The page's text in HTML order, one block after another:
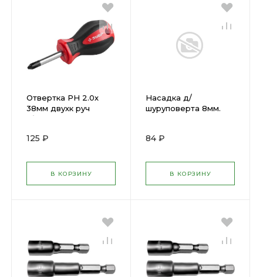
Отвертка PH 2.0х
38мм двухк руч
"бочка" ЗУБР 25062-
125 ₽
В КОРЗИНУ
Насадка д/
шуруповерта 8мм.
84 ₽
В КОРЗИНУ